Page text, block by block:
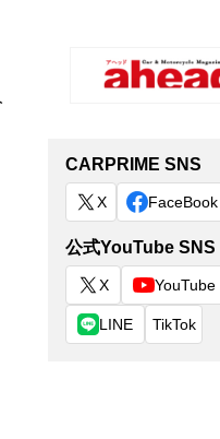
CARPRIME SNS
X FaceBook
公式YouTube SNS
X YouTube
LINE TikTok